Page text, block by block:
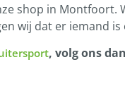
shop in
wij dat er iemand
, volg ons